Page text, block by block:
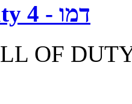
Call Of Duty 4 - דמו